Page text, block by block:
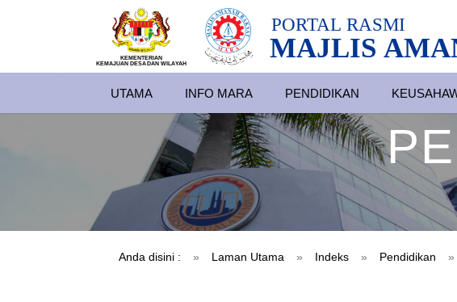
MAJLIS
PORTAL RASMI
KEMENTERIAN
KEMAJUAN DESA DAN WILA YAH
UTAMA INFO MARA PENDIDIKAN
Anda disini : » Laman Utama » Indeks » Pendidikan »